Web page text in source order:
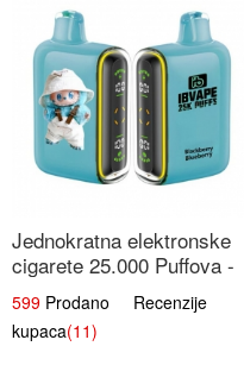
Jednokratna elektronske
cigarete 25.000 Puffova -
Kupina & Borovnica |
Šumska Voćna Mješavina
599 Prodano Recenzije
kupaca(11)